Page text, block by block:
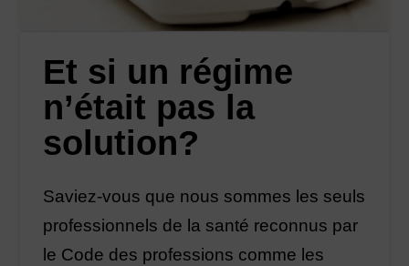
Et si un régime
n’était pas la
solution?
Saviez-vous que nous sommes les seuls
professionnels de la santé reconnus par
le Code des professions comme les